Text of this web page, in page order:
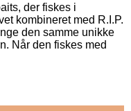
der fiskes i
kombineret med R.I.P.
den samme unikke
Når den fiskes med